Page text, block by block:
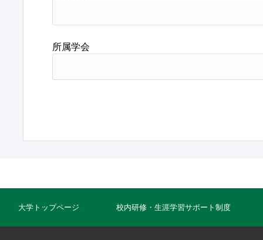
所属学会
大学トップページ 校内研修・生涯学習サポート制度